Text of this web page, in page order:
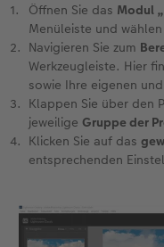
Öffnen Sie das Modul
Menüleiste und
Navigieren Sie zum
Werkzeugleiste. Hier
sowie Ihre eigenen
Klappen Sie über den
jeweilige Gruppe der
Klicken Sie auf das
entsprechenden